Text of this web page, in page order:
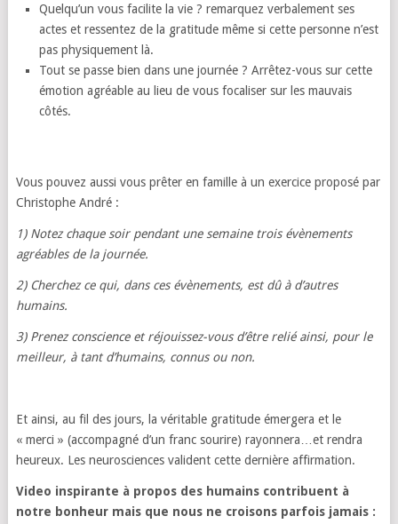
Quelqu’un vous facilite la vie ? remarquez verbalement ses
actes et ressentez de la gratitude même si cette personne n’est
pas physiquement là.
Tout se passe bien dans une journée ? Arrêtez-vous sur cette
émotion agréable au lieu de vous focaliser sur les mauvais
côtés.
Vous pouvez aussi vous prêter en famille à un exercice proposé par
Christophe André :
1) Notez chaque soir pendant une semaine trois évènements
agréables de la journée.
2) Cherchez ce qui, dans ces évènements, est dû à d’autres
humains.
3) Prenez conscience et réjouissez-vous d’être relié ainsi, pour le
meilleur, à tant d’humains, connus ou non.
Et ainsi, au fil des jours, la véritable gratitude émergera et le
« merci » (accompagné d’un franc sourire) rayonnera…et rendra
heureux. Les neurosciences valident cette dernière affirmation.
Video inspirante à propos des humains contribuent à
notre bonheur mais que nous ne croisons parfois jamais :